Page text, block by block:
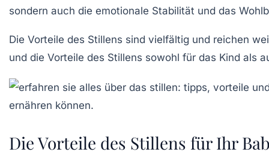
sondern auch die emotionale Stabilität und das
Die Vorteile des Stillens sind vielfältig und reichen
und die Vorteile des Stillens sowohl für das Kind als
Die Vorteile des Stillens für Ihr